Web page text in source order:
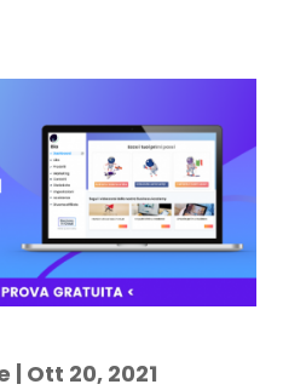
| Ott 20, 2021